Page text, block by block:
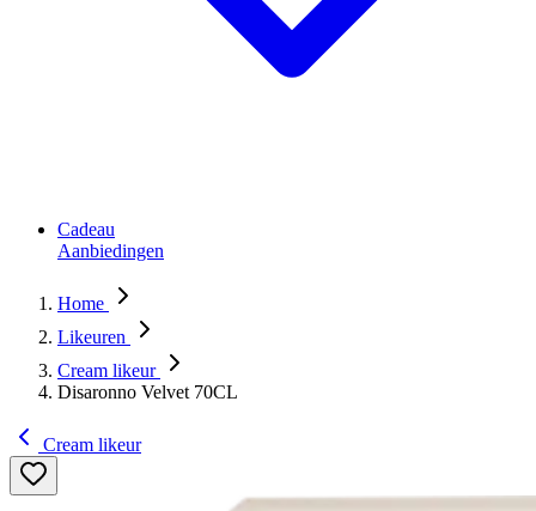
Cadeau
Aanbiedingen
Home
Likeuren
Cream likeur
Disaronno Velvet 70CL
Cream likeur